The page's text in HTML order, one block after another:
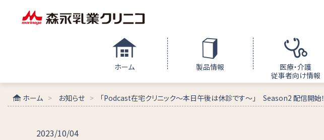
ホーム 製品情報
医療・介護
従事者向け情報
ホーム お知らせ 「Podcast在宅クリニック～本日午後は休診です～」 Season2 配信開始！
2023/10/04